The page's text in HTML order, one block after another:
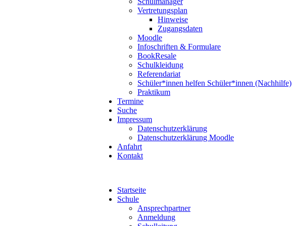
Vertretungsplan
Hinweise
Zugangsdaten
Moodle
Infoschriften & Formulare
BookResale
Schulkleidung
Referendariat
Schüler*innen helfen Schüler*innen (Nachhilfe)
Praktikum
Termine
Suche
Impressum
Datenschutzerklärung
Datenschutzerklärung Moodle
Anfahrt
Kontakt
Startseite
Schule
Ansprechpartner
Anmeldung